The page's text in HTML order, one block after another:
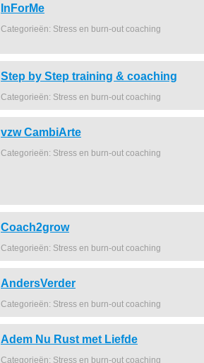
InForMe
Categorieën: Stress en burn-out coaching
Step by Step training & coaching
Categorieën: Stress en burn-out coaching
vzw CambiArte
Categorieën: Stress en burn-out coaching
Coach2grow
Categorieën: Stress en burn-out coaching
AndersVerder
Categorieën: Stress en burn-out coaching
Adem Nu Rust met Liefde
Categorieën: Stress en burn-out coaching